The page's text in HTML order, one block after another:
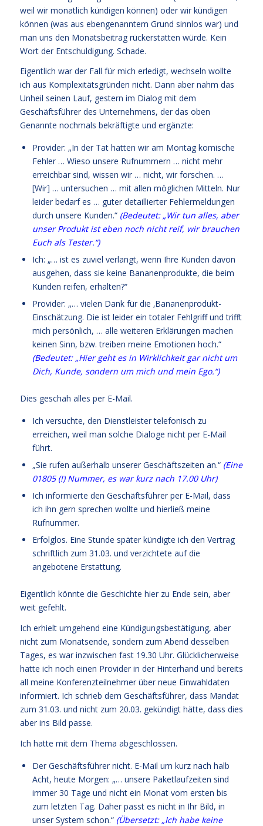
weil wir monatlich kündigen können) oder wir kündigen
können (was aus ebengenanntem Grund sinnlos war) und
man uns den Monatsbeitrag rückerstatten würde. Kein
Wort der Entschuldigung. Schade.
Eigentlich war der Fall für mich erledigt, wechseln wollte
ich aus Komplexitätsgründen nicht. Dann aber nahm das
Unheil seinen Lauf, gestern im Dialog mit dem
Geschäftsführer des Unternehmens, der das oben
Genannte nochmals bekräftigte und ergänzte:
Provider: „In der Tat hatten wir am Montag komische
Fehler … Wieso unsere Rufnummern … nicht mehr
erreichbar sind, wissen wir … nicht, wir forschen. …
[Wir] … untersuchen … mit allen möglichen Mitteln. Nur
leider bedarf es … guter detaillierter Fehlermeldungen
durch unsere Kunden.“ (Bedeutet: „Wir tun alles, aber
unser Produkt ist eben noch nicht reif, wir brauchen
Euch als Tester.“)
Ich: „… ist es zuviel verlangt, wenn Ihre Kunden davon
ausgehen, dass sie keine Bananenprodukte, die beim
Kunden reifen, erhalten?“
Provider: „… vielen Dank für die ‚Bananenprodukt-
Einschätzung. Die ist leider ein totaler Fehlgriff und trifft
mich persönlich, … alle weiteren Erklärungen machen
keinen Sinn, bzw. treiben meine Emotionen hoch.“
(Bedeutet: „Hier geht es in Wirklichkeit gar nicht um
Dich, Kunde, sondern um mich und mein Ego.“)
Dies geschah alles per E-Mail.
Ich versuchte, den Dienstleister telefonisch zu
erreichen, weil man solche Dialoge nicht per E-Mail
führt.
„Sie rufen außerhalb unserer Geschäftszeiten an.“ (Eine
01805 (!) Nummer, es war kurz nach 17.00 Uhr)
Ich informierte den Geschäftsführer per E-Mail, dass
ich ihn gern sprechen wollte und hierließ meine
Rufnummer.
Erfolglos. Eine Stunde später kündigte ich den Vertrag
schriftlich zum 31.03. und verzichtete auf die
angebotene Erstattung.
Eigentlich könnte die Geschichte hier zu Ende sein, aber
weit gefehlt.
Ich erhielt umgehend eine Kündigungsbestätigung, aber
nicht zum Monatsende, sondern zum Abend desselben
Tages, es war inzwischen fast 19.30 Uhr. Glücklicherweise
hatte ich noch einen Provider in der Hinterhand und bereits
all meine Konferenzteilnehmer über neue Einwahldaten
informiert. Ich schrieb dem Geschäftsführer, dass Mandat
zum 31.03. und nicht zum 20.03. gekündigt hätte, dass dies
aber ins Bild passe.
Ich hatte mit dem Thema abgeschlossen.
Der Geschäftsführer nicht. E-Mail um kurz nach halb
Acht, heute Morgen: „… unsere Paketlaufzeiten sind
immer 30 Tage und nicht ein Monat vom ersten bis
zum letzten Tag. Daher passt es nicht in Ihr Bild, in
unser System schon.“ (Übersetzt: „Ich habe keine